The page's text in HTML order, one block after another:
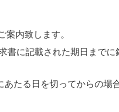
内致します。
書に記載された期日までに
たる日を切ってからの場